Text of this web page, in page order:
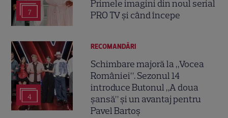
7
Primele imagini din noul serial
PRO TV și când începe
4
RECOMANDĂRI
Schimbare majoră la „Vocea
României”. Sezonul 14
introduce Butonul „A doua
șansă” și un avantaj pentru
Pavel Bartoș